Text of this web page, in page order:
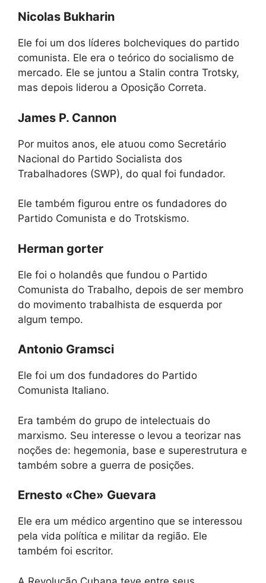
Nicolas Bukharin
Ele foi um dos líderes bolcheviques do partido
comunista. Ele era o teórico do socialismo de
mercado. Ele se juntou a Stalin contra Trotsky,
mas depois liderou a Oposição Correta.
James P. Cannon
Por muitos anos, ele atuou como Secretário
Nacional do Partido Socialista dos
Trabalhadores (SWP), do qual foi fundador.
Ele também figurou entre os fundadores do
Partido Comunista e do Trotskismo.
Herman gorter
Ele foi o holandês que fundou o Partido
Comunista do Trabalho, depois de ser membro
do movimento trabalhista de esquerda por
algum tempo.
Antonio Gramsci
Ele foi um dos fundadores do Partido
Comunista Italiano.
Era também do grupo de intelectuais do
marxismo. Seu interesse o levou a teorizar nas
noções de: hegemonia, base e superestrutura e
também sobre a guerra de posições.
Ernesto «Che» Guevara
Ele era um médico argentino que se interessou
pela vida política e militar da região. Ele
também foi escritor.